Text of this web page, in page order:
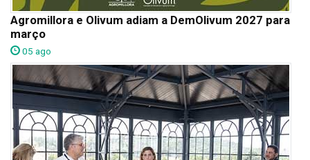
Agromillora e Olivum adiam a DemOlivum 2027 para
março
05 ago